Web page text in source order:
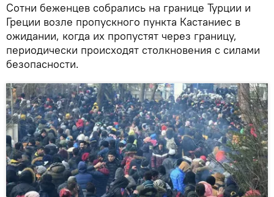
Сотни беженцев собрались на границе Турции и
Греции возле пропускного пункта Кастаниес в
ожидании, когда их пропустят через границу,
периодически происходят столкновения с силами
безопасности.